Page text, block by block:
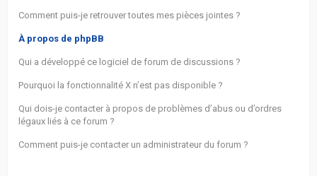
Comment puis-je retrouver toutes mes pièces jointes ?
À propos de phpBB
Qui a développé ce logiciel de forum de discussions ?
Pourquoi la fonctionnalité X n’est pas disponible ?
Qui dois-je contacter à propos de problèmes d’abus ou d’ordres
légaux liés à ce forum ?
Comment puis-je contacter un administrateur du forum ?